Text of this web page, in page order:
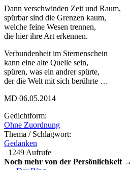
Dann verschwinden Zeit und Raum,
spürbar sind die Grenzen kaum,
welche feine Wesen trennen,
die hier ihre Art erkennen.
Verbundenheit im Sternenschein
kann eine alte Quelle sein,
spüren, was ein andrer spürte,
der die Welt mit sich berührte …
MD 06.05.2014
Gedichtform:
Ohne Zuordnung
Thema / Schlagwort:
Gedanken
1249 Aufrufe
Noch mehr von der Persönlichkeit →